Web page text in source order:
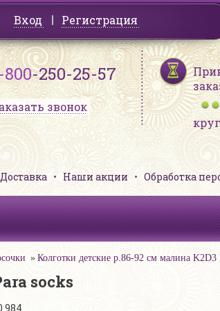
Вход Регистрация
-250-25-57
звонок
Доставка Наши акции Обработка
Колготки детские р.86-92 см малина K2D3
socks
984